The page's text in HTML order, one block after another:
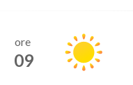
ore
09